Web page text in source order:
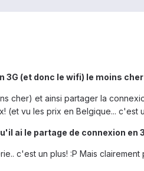
3G (et donc le wifi) le moins
cher) et ainsi partager la
vu les prix en Belgique... c'est
ai le partage de connexion en
c'est un plus! :P Mais